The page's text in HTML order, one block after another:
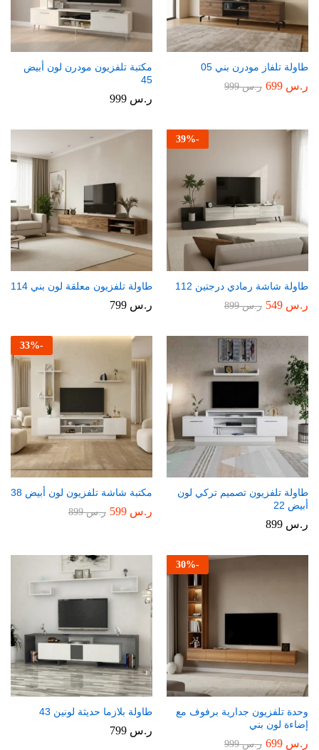
طاولة تلفاز مودرن بني 05
ر.س ر.س999
مكتبة تلفزيون مودرن لون أبيض
45
ر.س
-
39%
طاولة شاشة رمادي درجتين 112
ر.س ر.س899
طاولة تلفزيون معلقة لون بني 114
ر.س
طاولة تلفزيون تصميم تركي لون
أبيض 22
ر.س
-
33%
مكتبة شاشة تلفزيون لون أبيض 38
ر.س ر.س899
-
30%
وحدة تلفزيون جدارية برفوف مع
إضاءة لون بني
ر.س ر.س999
طاولة بلازما حديثة لونين 43
ر.س